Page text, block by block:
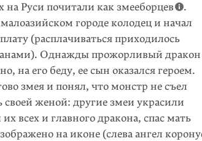
Руси почитали как змееборцев
.
городе колодец и начал
(расплачиваться приходилось
Однажды прожорливый дракон
на его беду, ее сын оказался героем.
змея и понял, что монстр не съел
женой: другие змеи украсили
всех и главного дракона, спас мать
на иконе (слева ангел